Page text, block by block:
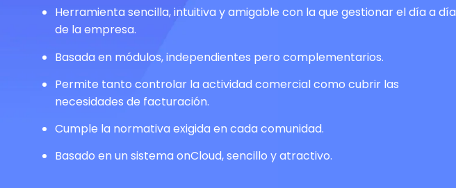
Herramienta sencilla, intuitiva y amigable con la que gestionar el día a día
de la empresa.
Basada en módulos, independientes pero complementarios.
Permite tanto controlar la actividad comercial como cubrir las
necesidades de facturación.
Cumple la normativa exigida en cada comunidad.
Basado en un sistema onCloud, sencillo y atractivo.